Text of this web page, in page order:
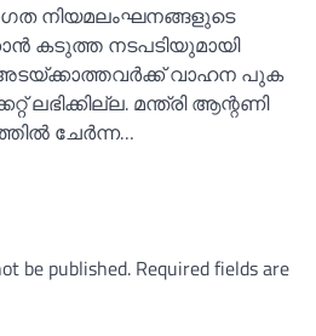
നിയമലംഘനങ്ങളുടെ
കടുത്ത നടപടിയുമായി
വാഹന പുക
ലഭിക്കില്ല. മന്ത്രി ആന്റണി
ചേര്‍ന്ന…
be published. Required fields are